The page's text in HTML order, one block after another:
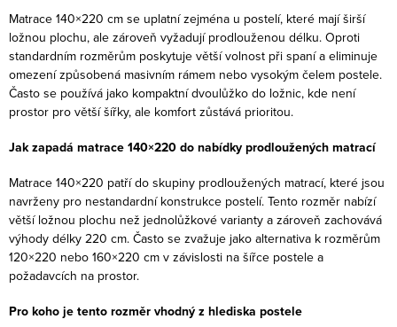
v
l
á
d
a
í
p
r
v
k
y
v
ý
Matrace 140×220 cm se uplatní zejména u postelí, které mají širší
ložnou plochu, ale zároveň vyžadují prodlouženou délku. Oproti
standardním rozměrům poskytuje větší volnost při spaní a eliminuje
omezení způsobená masivním rámem nebo vysokým čelem postele.
Často se používá jako kompaktní dvoulůžko do ložnic, kde není
prostor pro větší šířky, ale komfort zůstává prioritou.
Jak zapadá matrace 140×220 do nabídky prodloužených matrací
Matrace 140×220 patří do skupiny prodloužených matrací, které jsou
navrženy pro nestandardní konstrukce postelí. Tento rozměr nabízí
větší ložnou plochu než jednolůžkové varianty a zároveň zachovává
výhody délky 220 cm. Často se zvažuje jako alternativa k rozměrům
120×220 nebo 160×220 cm v závislosti na šířce postele a
požadavcích na prostor.
Pro koho je tento rozměr vhodný z hlediska postele